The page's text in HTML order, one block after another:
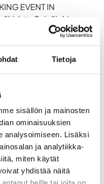
Tietoja
sisällön ja mainosten
ominaisuuksien
analysoimiseen. Lisäksi
ja analytiikka-
miten käytät
yhdistää näitä
EVENT IN
Into Seinäjoki
DI NETWORKING
IN CINA – Jukka
(30 min)
nostro expertise
esperienze
della